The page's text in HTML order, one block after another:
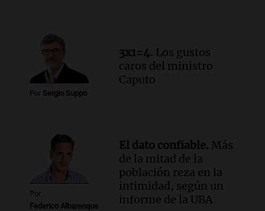
qué crece el consumo de alimentos con
proteínas
Una mañana para todos
Episodios
Audio.Investigan un asalto millonario a
Panorama Federal
Episodios
Por Sergio Suppo
3x1=4. Los gustos
caros del ministro
Caputo
Por
Federico Albarenque
El dato confiable. Más
de la mitad de la
población reza en la
intimidad, según un
informe de la UBA